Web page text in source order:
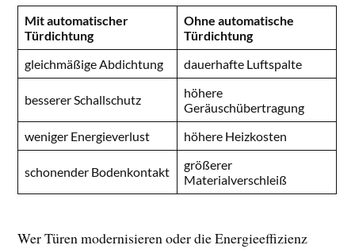
Mit automatischer
Türdichtung
Ohne automatische
Türdichtung
gleichmäßige Abdichtung
dauerhafte Luftspalte
besserer Schallschutz
höhere
Geräuschübertragung
weniger Energieverlust
höhere Heizkosten
schonender Bodenkontakt
größerer
Materialverschleiß
Wer Türen modernisieren oder die Energieeffizienz